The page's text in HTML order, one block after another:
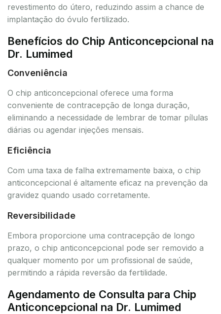
revestimento do útero, reduzindo assim a chance de
implantação do óvulo fertilizado.
Benefícios do Chip Anticoncepcional na
Dr. Lumimed
Conveniência
O chip anticoncepcional oferece uma forma
conveniente de contracepção de longa duração,
eliminando a necessidade de lembrar de tomar pílulas
diárias ou agendar injeções mensais.
Eficiência
Com uma taxa de falha extremamente baixa, o chip
anticoncepcional é altamente eficaz na prevenção da
gravidez quando usado corretamente.
Reversibilidade
Embora proporcione uma contracepção de longo
prazo, o chip anticoncepcional pode ser removido a
qualquer momento por um profissional de saúde,
permitindo a rápida reversão da fertilidade.
Agendamento de Consulta para Chip
Anticoncepcional na Dr. Lumimed